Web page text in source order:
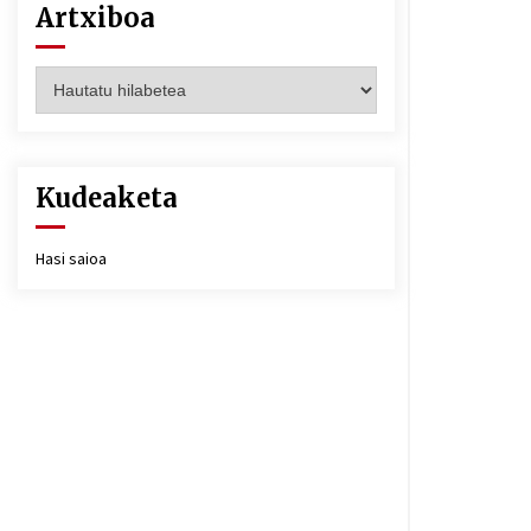
Artxiboa
Kudeaketa
Hasi saioa